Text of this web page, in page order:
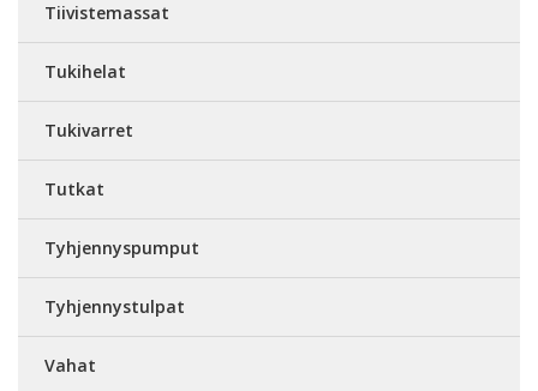
Tiivistemassat
Tukihelat
Tukivarret
Tutkat
Tyhjennyspumput
Tyhjennystulpat
Vahat